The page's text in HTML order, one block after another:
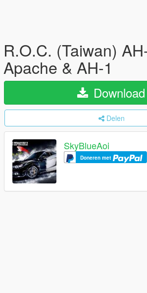
R.O.C. (Taiwan)
Apache & AH-1
Download
Delen
SkyBlueAoi
Doneren met